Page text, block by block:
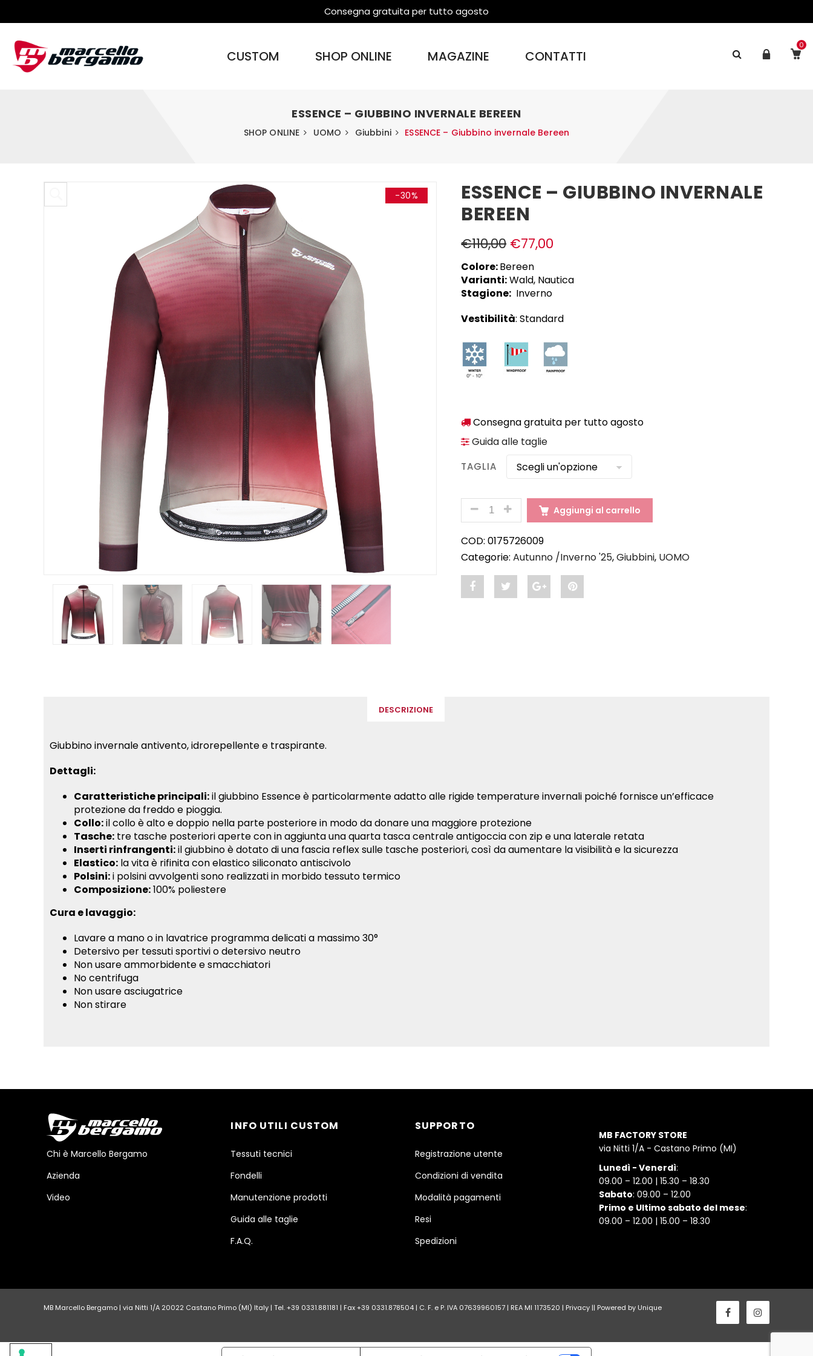
Consegna gratuita per tutto agosto
CUSTOM SHOP ONLINE MAGAZINE CONTATTI
0
ESSENCE – GIUBBINO INVERNALE BEREEN
SHOP ONLINE UOMO Giubbini ESSENCE – Giubbino invernale Bereen
-30%
ESSENCE – GIUBBINO INVERNALE
BEREEN
€110,00 €77,00
Colore:Bereen
Varianti:Wald, Nautica
Stagione: Inverno
Vestibilità: Standard
Consegna gratuita per tutto agosto
Guida alle taglie
TAGLIA
QUANTITÀ Aggiungi al carrello
COD:0175726009
Categorie:Autunno /Inverno '25,Giubbini, UOMO
Share Post Share Pin
DESCRIZIONE
Giubbino invernale antivento, idrorepellente e traspirante.
Dettagli:
Caratteristiche principali:il giubbino Essence è particolarmente adatto alle rigide temperature invernali poiché fornisce un’efficace
protezione da freddo e pioggia.
Collo:il collo è alto e doppio nella parte posteriore in modo da donare una maggiore protezione
Tasche: tre tasche posteriori aperte con in aggiunta una quarta tasca centrale antigoccia con zip e una laterale retata
Inserti rinfrangenti:il giubbino è dotato di una fascia reflex sulle tasche posteriori, così da aumentare la visibilità e la sicurezza
Elastico: la vita è rifinita con elastico siliconato antiscivolo
Polsini:i polsini avvolgenti sono realizzati in morbido tessuto termico
Composizione:100% poliestere
Cura e lavaggio:
Lavare a mano o in lavatrice programma delicati a massimo 30°
Detersivo per tessuti sportivi o detersivo neutro
Non usare ammorbidente e smacchiatori
No centrifuga
Non usare asciugatrice
Non stirare
Chi è Marcello Bergamo
Azienda
Video
INFO UTILI CUSTOM
Tessuti tecnici
Fondelli
Manutenzione prodotti
Guida alle taglie
F.A.Q.
SUPPORTO
Registrazione utente
Condizioni di vendita
Modalità pagamenti
Resi
Spedizioni
MB FACTORY STORE
via Nitti 1/A - Castano Primo (MI)
Lunedì - Venerdì:
09.00 – 12.00 | 15.30 – 18.30
Sabato: 09.00 – 12.00
Primo e Ultimo sabato del mese:
09.00 – 12.00 | 15.00 – 18.30
MB Marcello Bergamo | via Nitti 1/A 20022 Castano Primo (MI) Italy | Tel. +39 0331.881181 | Fax +39 0331.878504 | C. F. e P. IVA 07639960157 | REA MI 1173520 | Privacy || Powered by Unique